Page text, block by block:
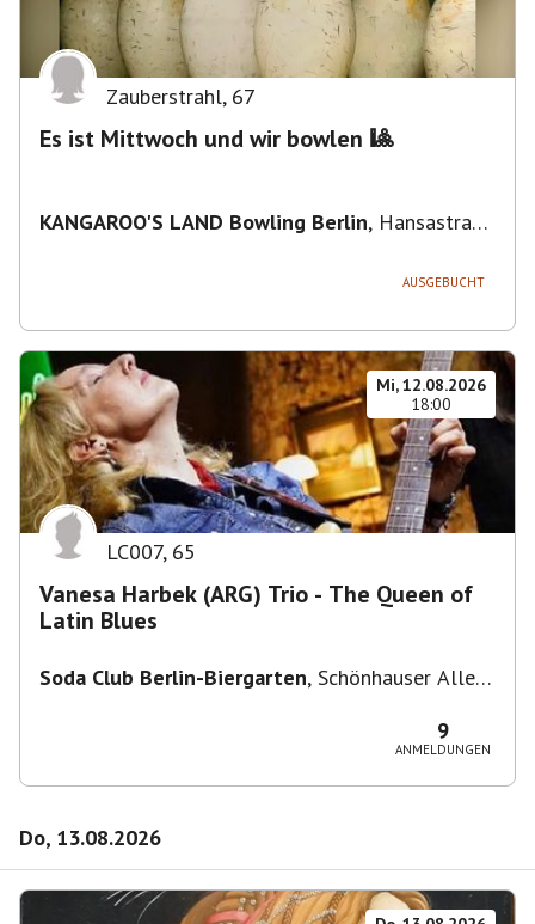
Zauberstrahl, 67
Es ist Mittwoch und wir bowlen 🎱
KANGAROO'S LAND Bowling Berlin, Hansastraße
AUSGEBUCHT
Mi, 12.08.2026
18:00
LC007, 65
Vanesa Harbek (ARG) Trio - The Queen of
Latin Blues
Soda Club Berlin-Biergarten, Schönhauser Allee
9
ANMELDUNGEN
Do, 13.08.2026